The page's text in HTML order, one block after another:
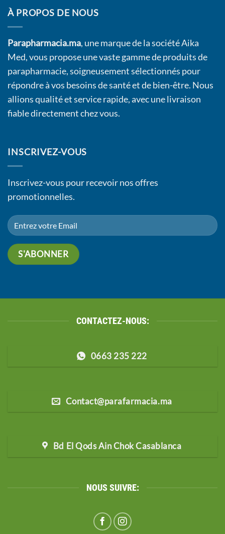
À PROPOS DE NOUS
Parapharmacia.ma, une marque de la société Aika
Med, vous propose une vaste gamme de produits de
parapharmacie, soigneusement sélectionnés pour
répondre à vos besoins de santé et de bien-être. Nous
allions qualité et service rapide, avec une livraison
fiable directement chez vous.
INSCRIVEZ-VOUS
Inscrivez-vous pour recevoir nos offres
promotionnelles.
CONTACTEZ-NOUS:
0663 235 222
Contact@parafarmacia.ma
Bd El Qods Ain Chok Casablanca
NOUS SUIVRE: